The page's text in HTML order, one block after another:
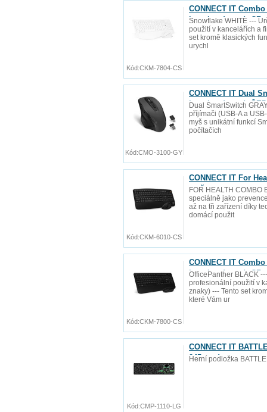
CONNECT IT
baterie zdarma), CZ
Snowflake WHITE ---
použití v kancelářích a
set kromě klasických
urychl
Kód:CKM-7804-CS
CONNECT IT Dual
baterie zdarma),
Dual SmartSwitch
příjímači (USB-A a
myš s unikátní funkcí
počítačích
Kód:CMO-3100-GY
CONNECT IT For
myš
FOR HEALTH
speciálně jako
až na tři zařízení díky
domácí použit
Kód:CKM-6010-CS
CONNECT IT
baterie zdarma), CZ
OfficePanther BLACK
profesionální použití v
znaky) --- Tento set
které Vám ur
Kód:CKM-7800-CS
CONNECT IT
245 mm)
Herní podložka
Kód:CMP-1110-LG